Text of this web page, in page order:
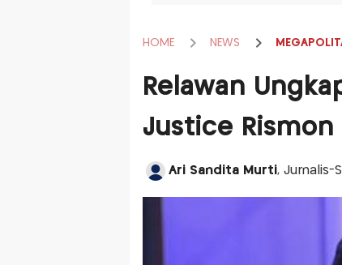
HOME NEWS
Relawan
Justice Rismon
Ari Sandita Murti, Jurnalis-